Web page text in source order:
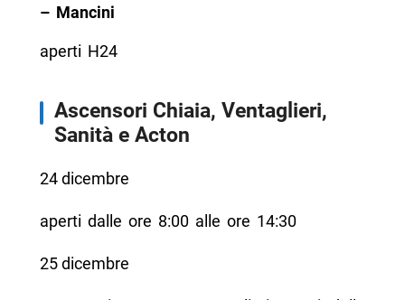
– Mancini
aperti H24
Ascensori Chiaia, Ventaglieri,
Sanità e Acton
24 dicembre
aperti dalle ore 8:00 alle ore 14:30
25 dicembre